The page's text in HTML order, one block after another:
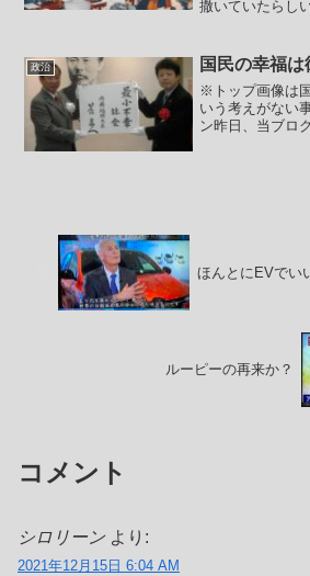
撒いていたらし
デンキの政治活
って良いでしょ
政治 国民の幸福
※トップ画像は
いう考えがない
ン昨日、当ブロ
ほんとにEVでい
ルーピーの再来か？
コメント
シロリーン より:
2021年12月15日 6:04 AM